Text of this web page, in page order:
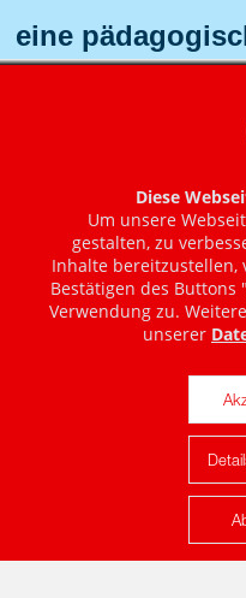
Diese
Um unsere
gestalten, zu
Inhalte bereitzustellen,
Bestätigen des
Verwendung zu.
unserer